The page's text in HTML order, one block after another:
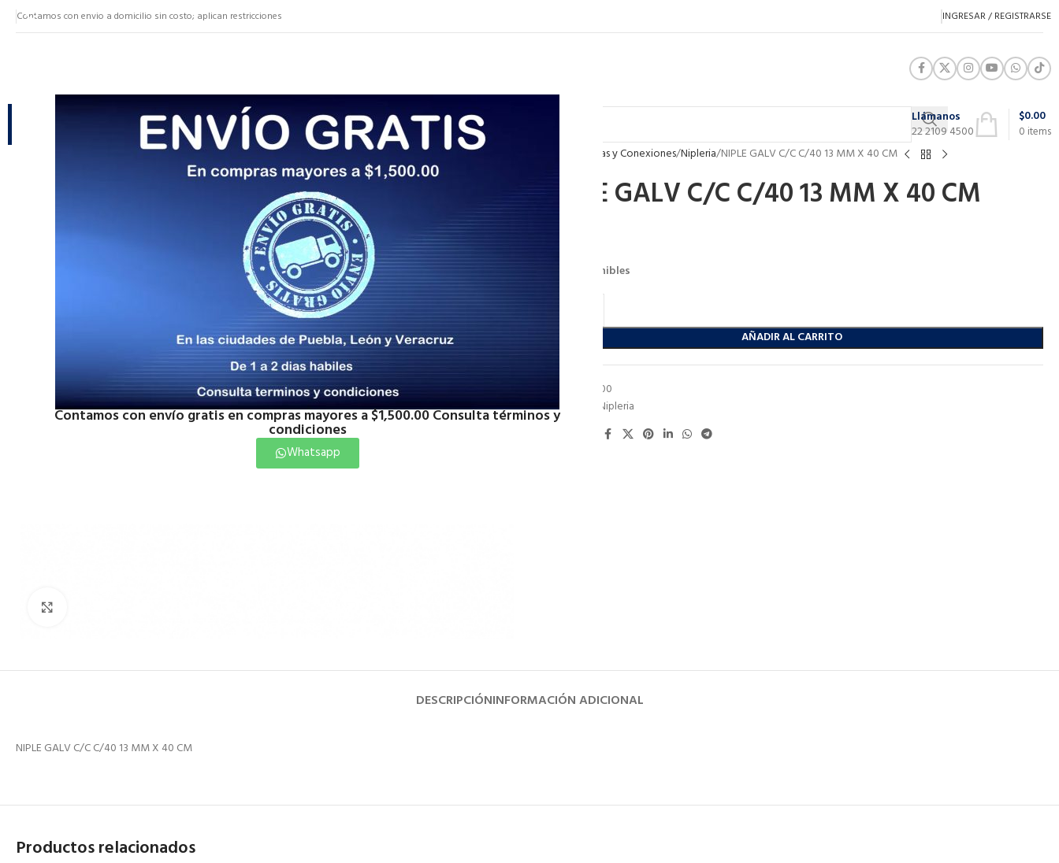
Contamos con envío gratis en compras mayores a $1,500.00 Consulta términos y
condiciones
Whatsapp
Contamos con envio a domicilio sin costo; aplican restricciones INGRESAR / REGISTRARSE
NUESTRAS CATEGORÍAS
CATEGORÍAS
Llámanos
22 2109 4500
0 items
$0.00
Tuberias y Conexiones Nipleria NIPLE GALV C/C C/40 13 MM X 40 CM
NIPLE GALV C/C C/40 13 MM X 40 CM
27 disponibles
AÑADIR AL CARRITO
NIG13400
Categoría:
Nipleria
DESCRIPCIÓNINFORMACIÓN ADICIONAL
NIPLE GALV C/C C/40 13 MM X 40 CM
Productos relacionados